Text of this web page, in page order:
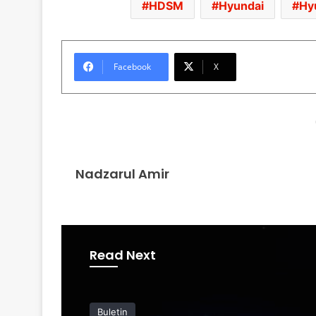
HDSM Hyundai
Facebook X
Nadzarul Amir
Read Next
Buletin